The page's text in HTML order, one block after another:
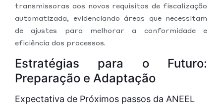
transmissoras aos novos requisitos de fiscalização
automatizada, evidenciando áreas que necessitam
de ajustes para melhorar a conformidade e
eficiência dos processos.
Estratégias para o Futuro:
Preparação e Adaptação
Expectativa de Próximos passos da ANEEL